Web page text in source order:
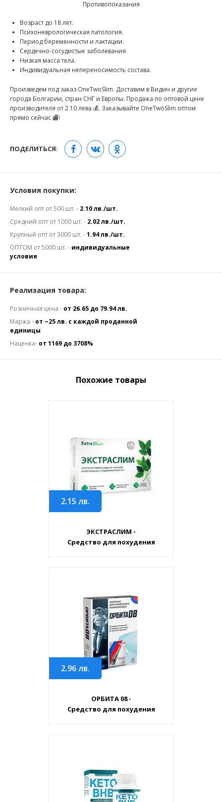
Противопоказания
Возраст до 18 лет.
Психоневрологическая патология.
Период беременности и лактации.
Сердечно-сосудистые заболевания.
Низкая масса тела.
Индивидуальная непереносимость состава.
Произведем под заказ OneTwoSlim. Доставим в Видин и другие
города Болгарии, стран СНГ и Европы. Продажа по оптовой цене
производителя от 2.10 лева 💰. Заказывайте OneTwoSlim оптом
прямо сейчас 🏬!
ПОДЕЛИТЬСЯ:
Условия покупки:
Мелкий опт от 500 шт. - 2.10 лв./шт.
Средний опт от 1000 шт. - 2.02 лв./шт.
Крупный опт от 3000 шт. -1.94 лв./шт.
ОПТОМ от 5000 шт. - индивидуальные
условия
Реализация товара:
Розничная цена - от 26.65 до 79.94 лв.
Маржа - от ~25 лв. с каждой проданной
единицы
Наценка- от 1169 до 3708%
Похожие товары
2.15 лв.
ЭКСТРАСЛИМ -
Средство для похудения
2.96лв.
ОРБИТА 08 -
Средство для похудения